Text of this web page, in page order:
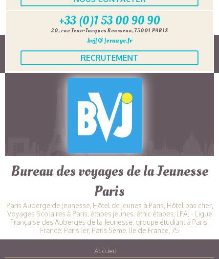
+33 (0)1 53 00 90 90
20, rue Jean-Jacques Rousseau, 75001 PARIS
bvj[@]orange.fr
RECRUTEMENT
Bureau des voyages de la Jeunesse
Paris
Paris Auberge de Jeunesse, Hôtel de jeunes à Paris, Hôtel pas cher,
Voyages Scolaires à Paris, étapes jeunes, éthic étapes, LFAJ - Ligue
Française des Auberges de la Jeunesse, groupe étudiant à Paris,
France, Paris 1er, Paris 5ème, Ile de France, 75
Accueil